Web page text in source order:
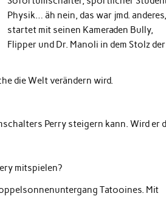
Physik… äh nein, das war jmd. anderes,
startet mit seinen Kameraden Bully,
Flipper und Dr. Manoli in dem Stolz der
die Welt verändern wird.
Perry steigern kann. Wird er
mitspielen?
Tatooines. Mit